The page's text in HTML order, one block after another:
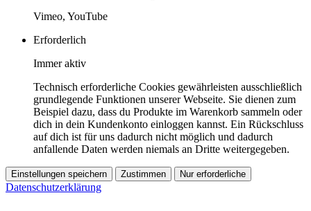
Vimeo, YouTube
Erforderlich
Immer aktiv
Technisch erforderliche Cookies gewährleisten ausschließlich
grundlegende Funktionen unserer Webseite. Sie dienen zum
Beispiel dazu, dass du Produkte im Warenkorb sammeln oder
dich in dein Kundenkonto einloggen kannst. Ein Rückschluss
auf dich ist für uns dadurch nicht möglich und dadurch
anfallende Daten werden niemals an Dritte weitergegeben.
Einstellungen speichern Zustimmen Nur erforderliche
Datenschutzerklärung